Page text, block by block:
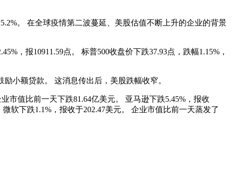
。 在全球疫情第二波蔓延、美股估值不断上升的企业的背景
，报10911.59点。 标普500收盘价下跌37.93点，跌幅1.15%，
小额贷款。 这消息传出后，美股跌幅收窄。
市值比前一天下跌81.64亿美元。 亚马逊下跌5.45%，报收
软下跌1.1%，报收于202.47美元。 企业市值比前一天蒸发了